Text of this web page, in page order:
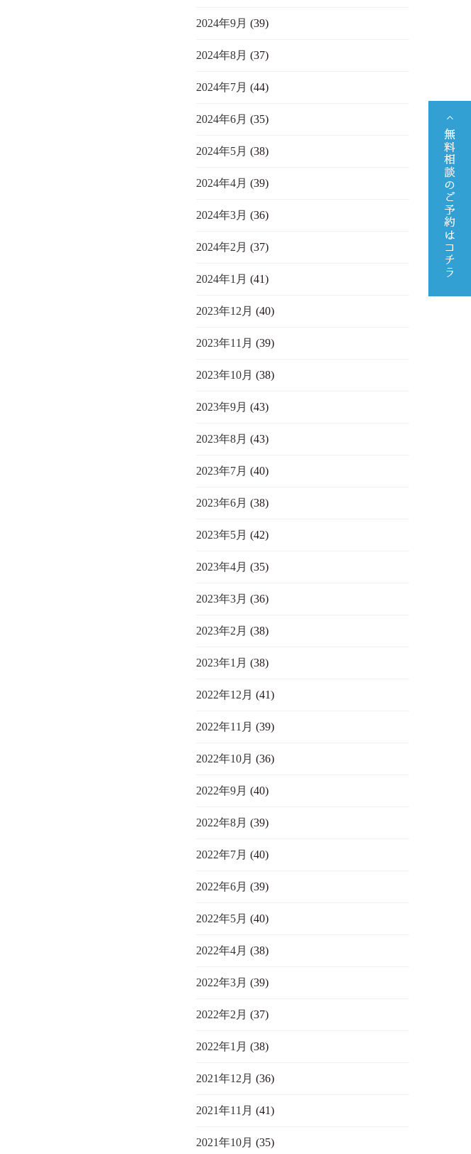
2024年9月 (39)
2024年8月 (37)
2024年7月 (44)
2024年6月 (35)
2024年5月 (38)
2024年4月 (39)
2024年3月 (36)
2024年2月 (37)
2024年1月 (41)
2023年12月 (40)
2023年11月 (39)
2023年10月 (38)
2023年9月 (43)
2023年8月 (43)
2023年7月 (40)
2023年6月 (38)
2023年5月 (42)
2023年4月 (35)
2023年3月 (36)
2023年2月 (38)
2023年1月 (38)
2022年12月 (41)
2022年11月 (39)
2022年10月 (36)
2022年9月 (40)
2022年8月 (39)
2022年7月 (40)
2022年6月 (39)
2022年5月 (40)
2022年4月 (38)
2022年3月 (39)
2022年2月 (37)
2022年1月 (38)
2021年12月 (36)
2021年11月 (41)
2021年10月 (35)